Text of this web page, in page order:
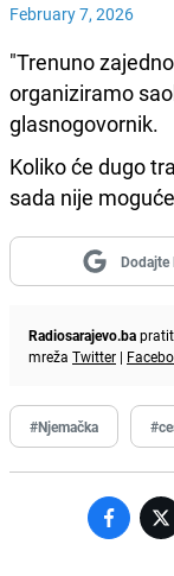
February 7, 2026
"Trenuno
organiziramo
glasnogovornik.
Koliko će dugo
sada nije
Dodajte
Radiosarajevo.ba
mreža Twitter |
#Njemačka